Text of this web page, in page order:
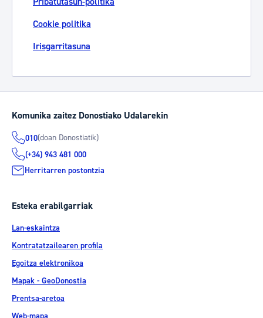
Cookie politika
Irisgarritasuna
Komunika zaitez Donostiako Udalarekin
010(doan Donostiatik)
(+34) 943 481 000
Herritarren postontzia
Esteka erabilgarriak
Lan-eskaintza
Kontratatzailearen profila
Egoitza elektronikoa
Mapak - GeoDonostia
Prentsa-aretoa